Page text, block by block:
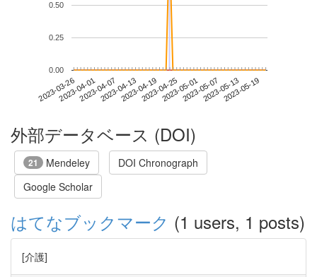
2023-03-262023-04-012023-04-072023-04-132023-04-192023-04-252023-05-012023-05-072023-05-132023-05-19
0.00
0.25
0.50
外部データベース (DOI)
21 Mendeley
DOI Chronograph
Google Scholar
はてなブックマーク (1 users, 1 posts)
[介護]